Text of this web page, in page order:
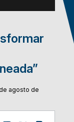
agosto de